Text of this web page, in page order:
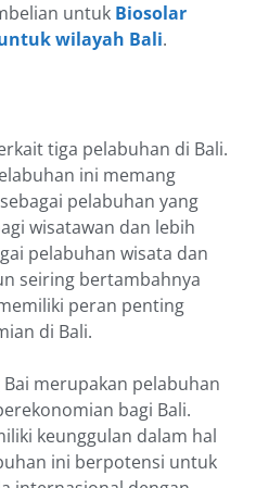
untuk Biosolar
wilayah Bali.
tiga pelabuhan di Bali.
ini memang
pelabuhan yang
wisatawan dan lebih
pelabuhan wisata dan
seiring bertambahnya
peran penting
di Bali.
merupakan pelabuhan
bagi Bali.
keunggulan dalam hal
ini berpotensi untuk